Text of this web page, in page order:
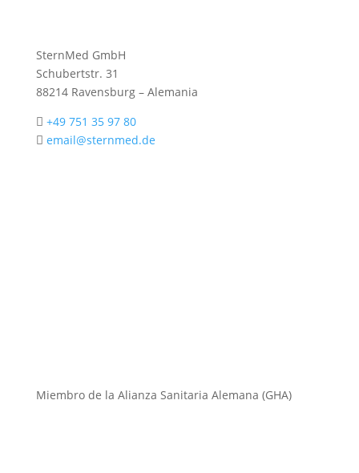
SternMed GmbH
Schubertstr. 31
88214 Ravensburg – Alemania
 +49 751 35 97 80
 email@sternmed.de
Miembro de la Alianza Sanitaria Alemana (GHA)